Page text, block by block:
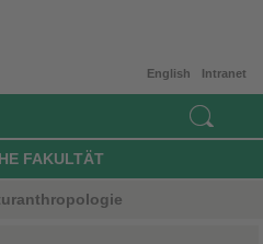
Intranet
English
FAKULTÄT